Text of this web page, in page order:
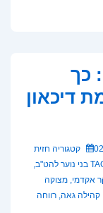
כך
דיכאון
קטגוריה חזית
בני נוער להט"ב,
אקדמי, מצוקה
קהילה גאה, רווחה